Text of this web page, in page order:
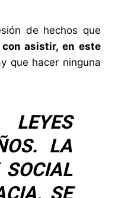
de hechos que
asistir, en este
que hacer ninguna
LA
SE